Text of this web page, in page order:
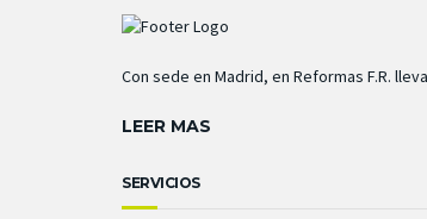
Con sede en Madrid, en Reformas F.R.
LEER MAS
SERVICIOS